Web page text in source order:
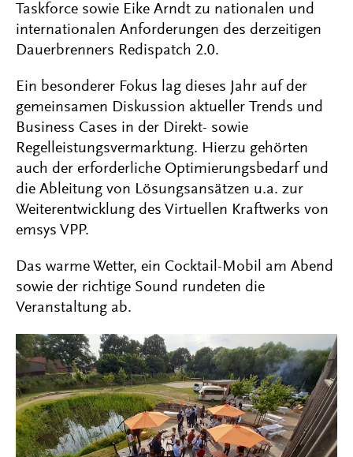
Taskforce sowie Eike Arndt zu nationalen und
internationalen Anforderungen des derzeitigen
Dauerbrenners Redispatch 2.0.
Ein besonderer Fokus lag dieses Jahr auf der
gemeinsamen Diskussion aktueller Trends und
Business Cases in der Direkt- sowie
Regelleistungsvermarktung. Hierzu gehörten
auch der erforderliche Optimierungsbedarf und
die Ableitung von Lösungsansätzen u.a. zur
Weiterentwicklung des Virtuellen Kraftwerks von
emsys VPP.
Das warme Wetter, ein Cocktail-Mobil am Abend
sowie der richtige Sound rundeten die
Veranstaltung ab.